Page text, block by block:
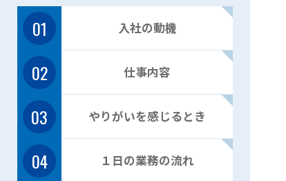
01 入社の動機
02 仕事内容
03 やりがいを感じるとき
04 １日の業務の流れ